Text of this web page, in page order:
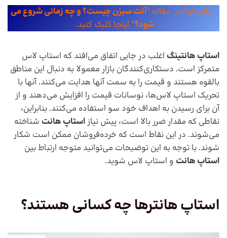
برای خواندن مقاله “آلت سیزن چیست؟ و چه زمانی شروع می
شود؟” اینجا کلیک کنید.
استاپ هانتینگ اغلب در جایی اتفاق می‌افتد که استاپ لاس
متمرکز است. دستکاری‌کنندگان بازار معمولا به‌ دنبال این مناطق
بالقوه هستند و قیمت را به سمت آنها هدایت می‌کنند. آنها با
تحریک استاپ لاس‌ها، نوسانات قیمت را افزایش می‌دهند و از
آن برای رسیدن به اهداف خود سو ‌استفاده می‌کنند. بنابراین،
نقاطی که مقدار ضرر بالا است، پیش نیاز استاپ هانت شناخته
می‌شوند. در این نقاط است که خرده‌فروشان ممکن است شکار
شوند. با توجه به این توضیحات می‌توانید متوجه ارتباط بین
استاپ هانت و استاپ لاس شوید.
استاپ هانترها چه کسانی هستند؟